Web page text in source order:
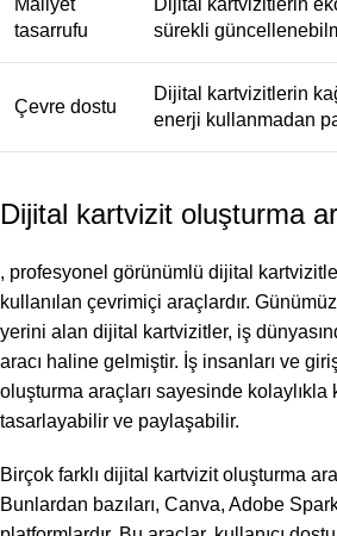
Maliyet
tasarrufu
Dijital kartvizitlerin
sürekli
Çevre dostu
Dijital kartvizitlerin
enerji kullanmadan
Dijital kartvizit oluşturma
, profesyonel görünümlü dijital
kullanılan çevrimiçi araçlardır.
yerini alan dijital kartvizitler, iş
aracı haline gelmiştir. İş insanları ve
oluşturma araçları sayesinde kolaylıkla
tasarlayabilir ve paylaşabilir.
Birçok farklı dijital kartvizit oluşturma
Bunlardan bazıları, Canva, Adobe